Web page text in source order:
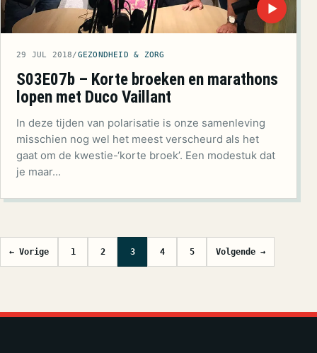
▶
29 JUL 2018/GEZONDHEID & ZORG
S03E07b – Korte broeken en marathons
lopen met Duco Vaillant
In deze tijden van polarisatie is onze samenleving
misschien nog wel het meest verscheurd als het
gaat om de kwestie-‘korte broek’. Een modestuk dat
je maar…
Berichten paginering
← Vorige 1 2 3 4 5 Volgende →